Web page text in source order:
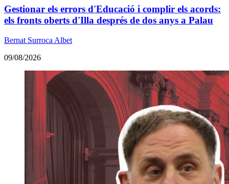
Gestionar els errors d'Educació i complir els acords:
els fronts oberts d'Illa després de dos anys a Palau
Bernat Surroca Albet
09/08/2026